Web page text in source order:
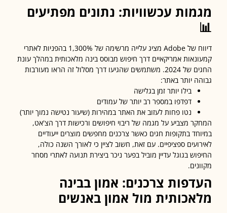
עכשוויות: נתונים מפתיעים
דיווח של Adobe מציג עלייה מרשימה של 1,300% בהפניות לאתרי
אמריקאיים דרך חיפוש מבוסס בינה מלאכותית במהלך עונת
החגים של 2024. משתמשים שהגיעו דרך מסלול זה הראו מעורבות
יותר באתר:
בילו יותר זמן בגלישה
דפדפו במספר רב יותר של עמודים
נטו פחות לעזוב את האתר במהירות (שיעור נטישה נמוך יותר)
מצביע על מגמה של ריבוי חיפושים ורכישות דרך הצ'אט,
בתקופות חגים כאשר צרכנים מחפשים מוצרים ייעודיים
ספציפיים. עם זאת, חשוב לציין כי לאורך השנה כולה,
בגוגל עדיין מוביל בפער ניכר ביצירת תנועה לאתרי מסחר
צרכנים: אמון בבינה
מול אמון באנשים